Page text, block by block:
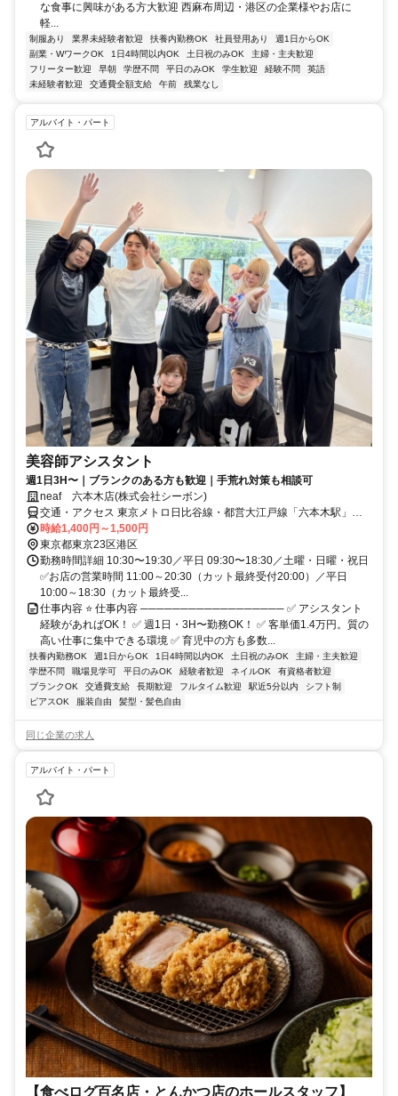
な食事に興味がある方大歓迎 西麻布周辺・港区の企業様やお店に
軽...
制服あり 業界未経験者歓迎 扶養内勤務OK 社員登用あり
週1日からOK
副業・WワークOK
1日4時間以内OK 土日祝のみOK
主婦・主夫歓迎
フリーター歓迎
早朝 学歴不問 平日のみOK 学生歓迎 経験不問
英語
未経験者歓迎
交通費全額支給 午前 残業なし
アルバイト・パート
美容師アシスタント
週1日3H〜｜ブランクのある方も歓迎｜手荒れ対策も相談可
neaf 六本木店(株式会社シーボン)
交通・アクセス 東京メトロ日比谷線・都営大江戸線「六本木駅」よ
り徒歩4分／東京メトロ千代田線「乃木坂駅」より徒歩5分
時給1,400円～1,500円
東京都東京23区港区
勤務時間詳細 10:30〜19:30／平日 09:30〜18:30／土曜・日曜・祝日
✅お店の営業時間 11:00～20:30（カット最終受付20:00）／平日
10:00～18:30（カット最終受...
仕事内容 ⭐ 仕事内容 ────────────────── ✅ アシスタント
経験があればOK！ ✅ 週1日・3H〜勤務OK！ ✅ 客単価1.4万円。質の
高い仕事に集中できる環境 ✅ 育児中の方も多数...
扶養内勤務OK 週1日からOK 1日4時間以内OK 土日祝のみOK
主婦・主夫歓迎
学歴不問
職場見学可 平日のみOK 経験者歓迎 ネイルOK
有資格者歓迎
ブランクOK
交通費支給 長期歓迎 フルタイム歓迎 駅近5分以内
シフト制
ピアスOK
服装自由 髪型・髪色自由
同じ企業の求人
アルバイト・パート
【食べログ百名店・とんかつ店のホールスタッフ】